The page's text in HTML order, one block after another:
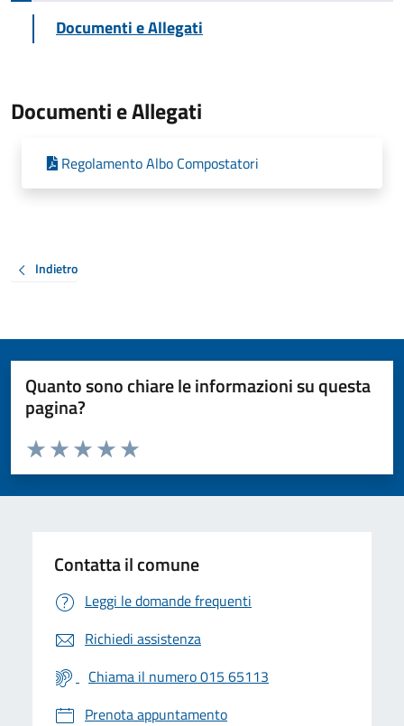
Documenti e Allegati
Documenti e Allegati
Regolamento Albo Compostatori
Indietro
Quanto sono chiare le informazioni su questa
pagina?
Valuta da 1 a 5 stelle la pagina
Valuta 5 stelle su 5
Valuta 4 stelle su 5
Valuta 3 stelle su 5
Valuta 2 stelle su 5
Valuta 1 stelle su 5
Contatta il comune
Leggi le domande frequenti
Richiedi assistenza
Chiama il numero 015 65113
Prenota appuntamento